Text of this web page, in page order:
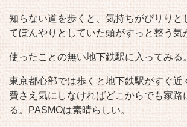
知らない道を歩くと、気持ちがぴりりと
てぼんやりとしていた頭がすっと整う気
使ったことの無い地下鉄駅に入ってみる。
東京都心部では歩くと地下鉄駅がすぐ近
費さえ気にしなければどこからでも家路
る。PASMOは素晴らしい。